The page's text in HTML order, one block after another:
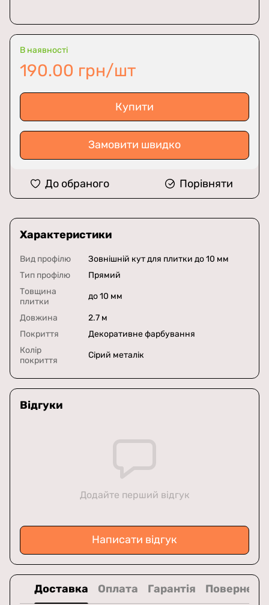
В наявності
190.00 грн/шт
Купити
Замовити швидко
До обраного Порівняти
Характеристики
Вид профілю
Зовнішній кут для плитки до 10 мм
Тип профілю
Прямий
Товщина
плитки
до 10 мм
Довжина
2.7 м
Покриття
Декоративне фарбування
Колір
покриття
Сірий металік
Відгуки
Додайте перший відгук
Написати відгук
Доставка Оплата Гарантія